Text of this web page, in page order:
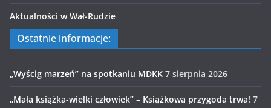
Aktualności w Wał-Rudzie
Ostatnie informacje:
„Wyścig marzeń” na spotkaniu MDKK 7 sierpnia 2026
„Mała książka-wielki człowiek” – Książkowa przygoda trwa! 7